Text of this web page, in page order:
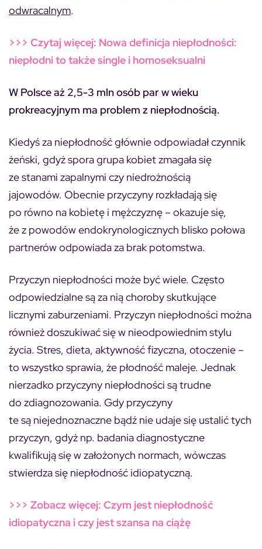
odwracalnym.
>>> Czytaj więcej: Nowa definicja niepłodności:
niepłodni to także single i homoseksualni
W Polsce aż 2,5-3 mln osób par w wieku
prokreacyjnym ma problem z niepłodnością.
Kiedyś za niepłodność głównie odpowiadał czynnik
żeński, gdyż spora grupa kobiet zmagała się
ze stanami zapalnymi czy niedrożnością
jajowodów. Obecnie przyczyny rozkładają się
po równo na kobietę i mężczyznę – okazuje się,
że z powodów endokrynologicznych blisko połowa
partnerów odpowiada za brak potomstwa.
Przyczyn niepłodności może być wiele. Często
odpowiedzialne są za nią choroby skutkujące
licznymi zaburzeniami. Przyczyn niepłodności można
również doszukiwać się w nieodpowiednim stylu
życia. Stres, dieta, aktywność fizyczna, otoczenie –
to wszystko sprawia, że płodność maleje. Jednak
nierzadko przyczyny niepłodności są trudne
do zdiagnozowania. Gdy przyczyny
te są niejednoznaczne bądź nie udaje się ustalić tych
przyczyn, gdyż np. badania diagnostyczne
kwalifikują się w założonych normach, wówczas
stwierdza się niepłodność idiopatyczną.
>>> Zobacz więcej: Czym jest niepłodność
idiopatyczna i czy jest szansa na ciążę